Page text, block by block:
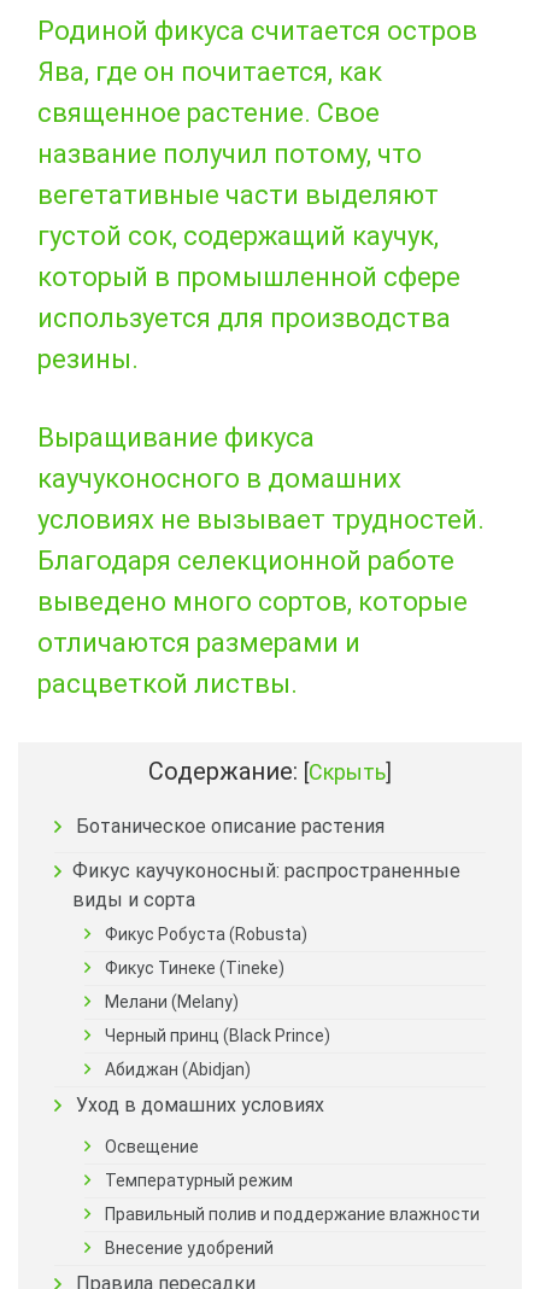
Родиной фикуса считается остров
Ява, где он почитается, как
священное растение. Свое
название получил потому, что
вегетативные части выделяют
густой сок, содержащий каучук,
который в промышленной сфере
используется для производства
резины.
Выращивание фикуса
каучуконосного в домашних
условиях не вызывает трудностей.
Благодаря селекционной работе
выведено много сортов, которые
отличаются размерами и
расцветкой листвы.
Содержание: [Скрыть]
Ботаническое описание растения
Фикус каучуконосный: распространенные
виды и сорта
Фикус Робуста (Robusta)
Фикус Тинеке (Tineke)
Мелани (Melany)
Черный принц (Black Prince)
Абиджан (Abidjan)
Уход в домашних условиях
Освещение
Температурный режим
Правильный полив и поддержание влажности
Внесение удобрений
Правила пересадки